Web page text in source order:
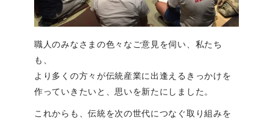
職人のみなさまの色々なご意見を伺い、私たち
も、
より多くの方々が伝統産業に出逢えるきっかけを
作っていきたいと、思いを新たにしました。
これからも、伝統を次の世代につなぐ取り組みを